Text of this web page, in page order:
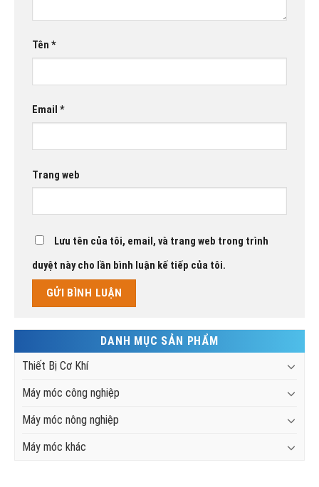
Tên *
Email *
Trang web
Lưu tên của tôi, email, và trang web trong trình
duyệt này cho lần bình luận kế tiếp của tôi.
DANH MỤC SẢN PHẨM
Thiết Bị Cơ Khí
Máy móc công nghiệp
Máy móc nông nghiệp
Máy móc khác